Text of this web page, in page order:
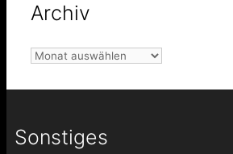
Archiv
Archiv
Sonstiges